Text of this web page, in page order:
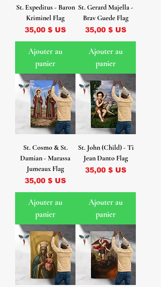
St. Expeditus - Baron
Kriminel Flag
Prix
35,00 $ US
Ajouter au
panier
St. Gerard Majella -
Brav Guede Flag
Prix
35,00 $ US
Ajouter au
panier
St. Cosmo & St.
Damian - Marassa
Jumeaux Flag
Prix
35,00 $ US
Ajouter au
panier
St. John (Child) - Ti
Jean Danto Flag
Prix
35,00 $ US
Ajouter au
panier